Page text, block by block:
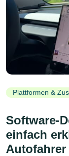
Plattformen &
Software-
einfach
Autofahrer